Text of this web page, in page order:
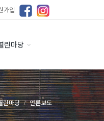
가입
린마당
린마당 언론보도